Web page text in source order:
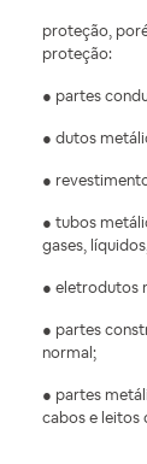
proteção,
proteção:
● partes
● dutos
●
● tubos
gases,
● eletrodutos
● partes
normal;
● partes
cabos e leitos